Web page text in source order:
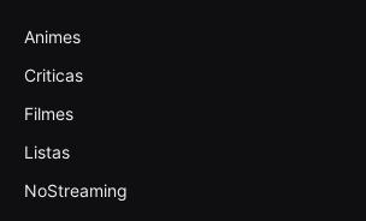
Animes
Criticas
Filmes
Listas
NoStreaming